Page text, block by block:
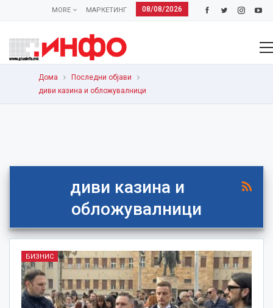
08/08/2026
МАРКЕТИНГ
MORE
Дома
Последни објави
диви казина и обложувалници
диви казина и
обложувалници
БИЗНИС